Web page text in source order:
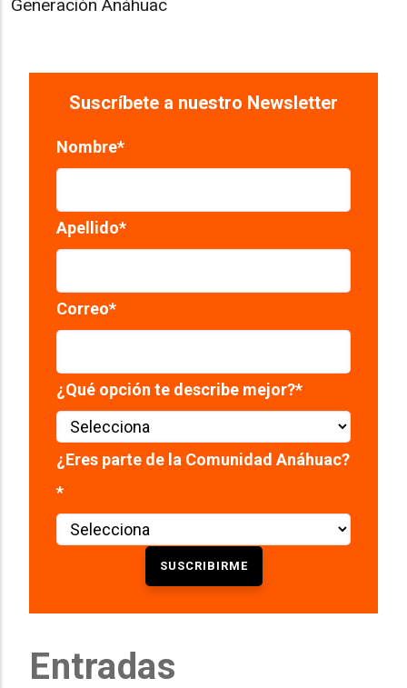
Generación Anáhuac
Suscríbete a nuestro Newsletter
Nombre*
Apellido*
Correo*
¿Qué opción te describe mejor?*
¿Eres parte de la Comunidad Anáhuac?
*
Entradas